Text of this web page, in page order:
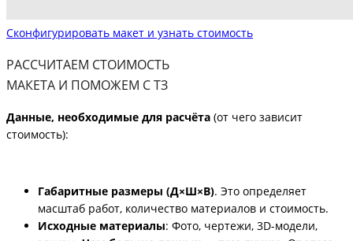
Сконфигурировать макет и узнать стоимость
РАССЧИТАЕМ СТОИМОСТЬ
МАКЕТА И ПОМОЖЕМ С ТЗ
Данные, необходимые для расчёта (от чего зависит
стоимость):
Габаритные размеры (Д×Ш×В). Это определяет
масштаб работ, количество материалов и стоимость.
Исходные материалы: Фото, чертежи, 3D-модели,